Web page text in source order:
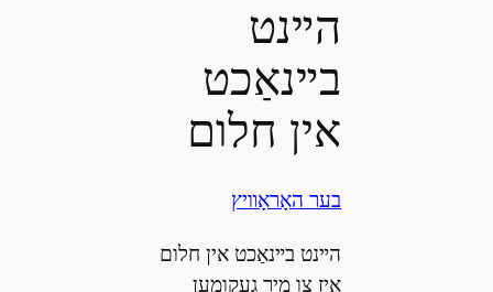
הײנט
בײנאַכט
אין חלום
בער האָראָװיץ
הײנט בײנאַכט אין חלום
איז צו מיר געקומען